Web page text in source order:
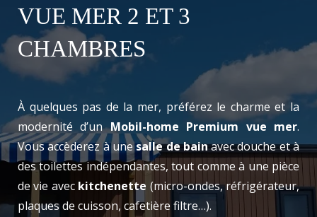
VUE MER 2 ET 3
CHAMBRES
À quelques pas de la mer, préférez le charme et la
modernité d’unMobil-home Premium vue mer.
Vous accèderez à unesalle de bainavec douche et à
des toilettes indépendantes, tout comme à une pièce
de vie avec kitchenette (micro-ondes, réfrigérateur,
plaques de cuisson, cafetière filtre…).